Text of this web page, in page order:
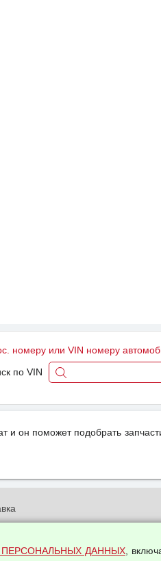
номеру или VIN номеру
по VIN
и он поможет подобрать
и возвраты
ДАННЫХ,